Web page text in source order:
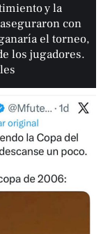
y la
con
el torneo,
los jugadores.